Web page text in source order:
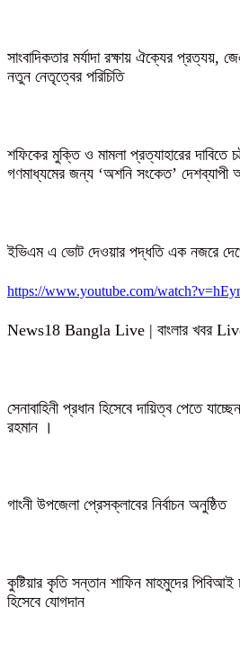
সাংবাদিকতার মর্যাদা রক্ষায় ঐক্যের প্রত্যয়,
নতুন নেতৃত্বের পরিচিতি
শফিকের মুক্তি ও মামলা প্রত্যাহারের দাবিতে
গণমাধ্যমের জন্য ‘অশনি সংকেত’ দেশব্যাপী
ইভিএম এ ভোট দেওয়ার পদ্ধতি এক নজরে
https://www.youtube.com/
News18 Bangla Live | বাংলার খবর
সেনাবাহিনী প্রধান হিসেবে দায়িত্ব পেতে
রহমান ।
গাংনী উপজেলা প্রেসক্লাবের নির্বাচন অনুষ্ঠিত
কুষ্টিয়ার কৃতি সন্তান শাফিন মাহমুদের
হিসেবে যোগদান